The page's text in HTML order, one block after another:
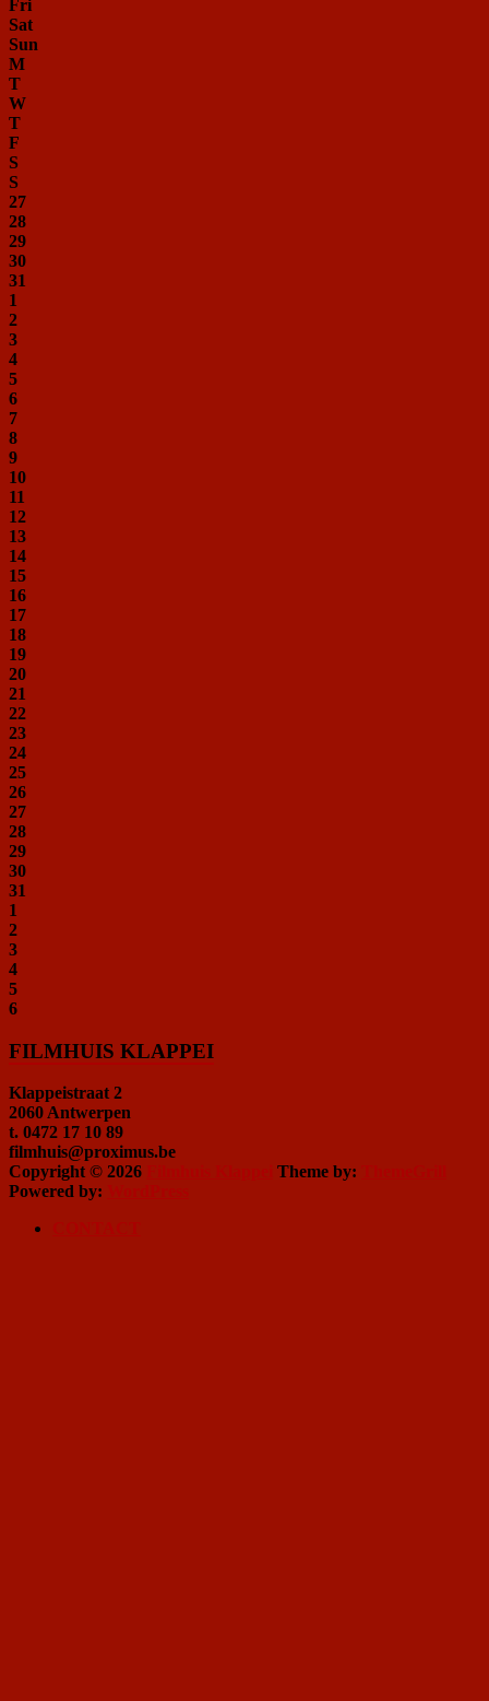
Fri
Sat
Sun
M
T
W
T
F
S
S
27
28
29
30
31
1
2
3
4
5
6
7
8
9
10
11
12
13
14
15
16
17
18
19
20
21
22
23
24
25
26
27
28
29
30
31
1
2
3
4
5
6
FILMHUIS KLAPPEI
Klappeistraat 2
2060 Antwerpen
t. 0472 17 10 89
filmhuis@proximus.be
Copyright © 2026
Theme by:
Powered by: